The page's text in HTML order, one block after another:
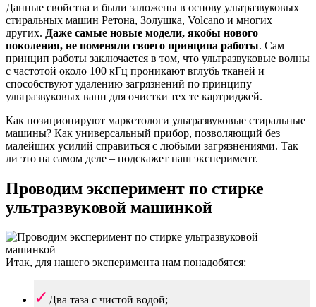
Данные свойства и были заложены в основу ультразвуковых
стиральных машин Ретона, Золушка, Volcano и многих
других. Даже самые новые модели, якобы нового
поколения, не поменяли своего принципа работы. Сам
принцип работы заключается в том, что ультразвуковые волны
с частотой около 100 кГц проникают вглубь тканей и
способствуют удалению загрязнений по принципу
ультразвуковых ванн для очистки тех те картриджей.
Как позиционируют маркетологи ультразвуковые стиральные
машины? Как универсальный прибор, позволяющий без
малейших усилий справиться с любыми загрязнениями. Так
ли это на самом деле – подскажет наш эксперимент.
Проводим эксперимент по стирке
ультразвуковой машинкой
Итак, для нашего эксперимента нам понадобятся:
Два таза с чистой водой;